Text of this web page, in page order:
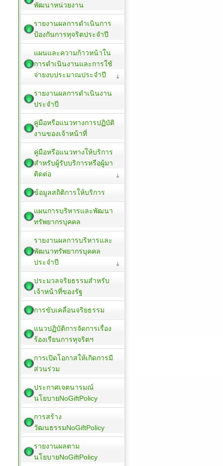
พัฒนาหน่วยงาน
รายงานผลการดำเนินการ
ป้องกันการทุจริตประจำปี
แผนและความก้าวหน้าใน
การดำเนินงานและการใช้
จ่ายงบประมาณประจำปี
รายงานผลการดำเนินงาน
ประจำปี
คู่มือหรือแนวทางการปฏิบัติ
งานของเจ้าหน้าที่
คู่มือหรือแนวทางให้บริการ
สำหรับผู้รับบริการหรือผู้มา
ติดต่อ
ข้อมูลสถิติการให้บริการ
แผนการบริหารและพัฒนา
ทรัพยากรบุคคล
รายงานผลการบริหารและ
พัฒนาทรัพยากรบุคคล
ประจำปี
ประมวลจริยธรรมสำหรับ
เจ้าหน้าที่ของรัฐ
การขับเคลื่อนจริยธรรม
แนวปฏิบัติการจัดการเรื่อง
ร้องเรียนการทุจริตฯ
การเปิดโอกาสให้เกิดการมี
ส่วนร่วม
ประกาศเจตนารมณ์
นโยบายNoGiftPolicy
การสร้าง
วัฒนธรรมNoGiftPolicy
รายงานผลตาม
นโยบายNoGiftPolicy